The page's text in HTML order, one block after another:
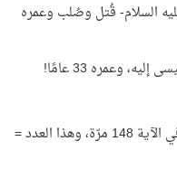
السلام- قُتل وصُلب وعمره
وعمره 33 عامًا!
أحرف (الْمَسِيحُ عِيسَى ابْنُ مَرْيَمَ) تكرّرت في الآية 148 مرّة، وهذا العدد =